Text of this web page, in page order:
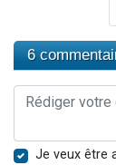
6
Je veux être